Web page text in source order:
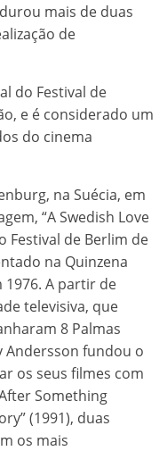
mais de duas
de
do Festival de
e é considerado um
do cinema
na Suécia, em
“A Swedish Love
Festival de Berlim de
na Quinzena
1976. A partir de
televisiva, que
8 Palmas
Andersson fundou o
os seus filmes com
Something
(1991), duas
os mais